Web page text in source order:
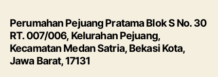
Perumahan Pejuang Pratama Blok S No. 30
RT. 007/006, Kelurahan Pejuang,
Kecamatan Medan Satria, Bekasi Kota,
Jawa Barat, 17131